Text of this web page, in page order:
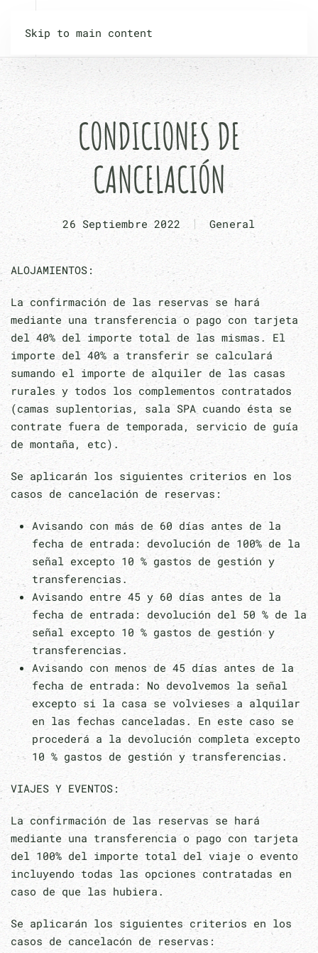
Skip to main content
CONDICIONES DE
CANCELACIÓN
26 Septiembre 2022 General
ALOJAMIENTOS:
La confirmación de las reservas se hará
mediante una transferencia o pago con tarjeta
del 40% del importe total de las mismas. El
importe del 40% a transferir se calculará
sumando el importe de alquiler de las casas
rurales y todos los complementos contratados
(camas suplentorias, sala SPA cuando ésta se
contrate fuera de temporada, servicio de guía
de montaña, etc).
Se aplicarán los siguientes criterios en los
casos de cancelación de reservas:
Avisando con más de 60 días antes de la
fecha de entrada: devolución de 100% de la
señal excepto 10 % gastos de gestión y
transferencias.
Avisando entre 45 y 60 días antes de la
fecha de entrada: devolución del 50 % de la
señal excepto 10 % gastos de gestión y
transferencias.
Avisando con menos de 45 días antes de la
fecha de entrada: No devolvemos la señal
excepto si la casa se volvieses a alquilar
en las fechas canceladas. En este caso se
procederá a la devolución completa excepto
10 % gastos de gestión y transferencias.
VIAJES Y EVENTOS:
La confirmación de las reservas se hará
mediante una transferencia o pago con tarjeta
del 100% del importe total del viaje o evento
incluyendo todas las opciones contratadas en
caso de que las hubiera.
Se aplicarán los siguientes criterios en los
casos de cancelacón de reservas: